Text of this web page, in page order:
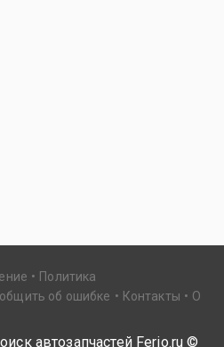
Политика
об ошибке Контакты
О
автозапчастей Ferio.ru ©